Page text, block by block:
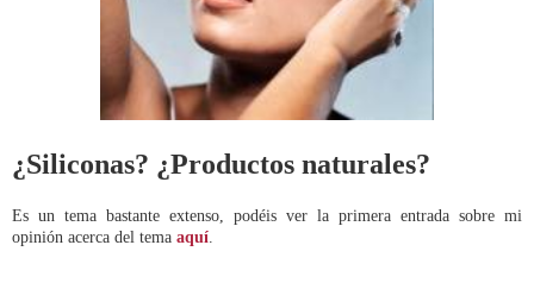
¿Siliconas? ¿Productos naturales?
Es un tema bastante extenso, podéis ver la primera entrada sobre mi
opinión acerca del tema aquí